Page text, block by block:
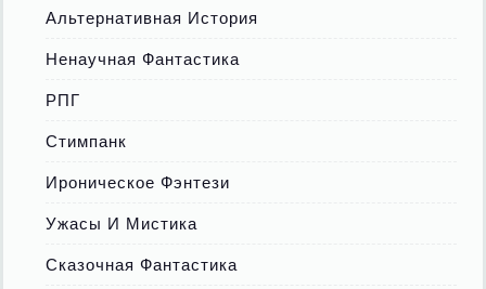
Альтернативная История
Ненаучная Фантастика
РПГ
Стимпанк
Ироническое Фэнтези
Ужасы И Мистика
Сказочная Фантастика